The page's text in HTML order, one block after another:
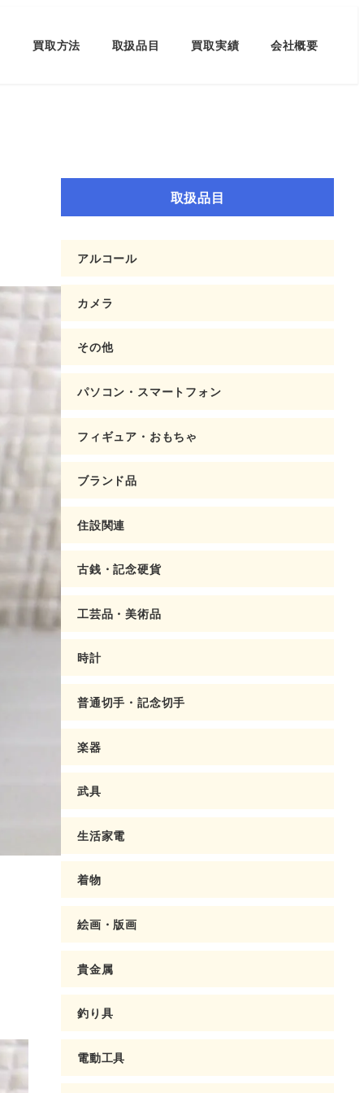
買取方法 取扱品目 買取実績 会社概要
取扱品目
アルコール
カメラ
その他
パソコン・スマートフォン
フィギュア・おもちゃ
ブランド品
住設関連
古銭・記念硬貨
工芸品・美術品
時計
普通切手・記念切手
楽器
武具
生活家電
着物
絵画・版画
貴金属
釣り具
電動工具